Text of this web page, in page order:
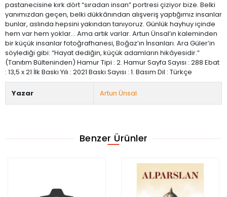
pastanecisine kırk dört “sıradan insan” portresi çiziyor bize. Belki
yanımızdan geçen, belki dükkânından alışveriş yaptığımız insanlar
bunlar, aslında hepsini yakından tanıyoruz. Günlük hayhuy içinde
hem var hem yoklar... Ama artık varlar. Artun Ünsal’ın kaleminden
bir küçük insanlar fotoğrafhanesi, Boğaz’ın İnsanları. Ara Güler’in
söylediği gibi: “Hayat dediğin, küçük adamların hikâyesidir.”
(Tanıtım Bülteninden) Hamur Tipi : 2. Hamur Sayfa Sayısı : 288 Ebat
: 13,5 x 21 İlk Baskı Yılı : 2021 Baskı Sayısı : 1. Basım Dil : Türkçe
Yazar Artun Ünsal
Benzer Ürünler